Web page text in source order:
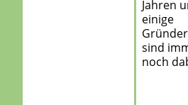
Jahren
einige
sind
noch